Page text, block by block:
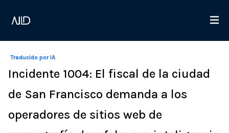
Traducido por IA
Incidente 1004: El fiscal de la ciudad
de San Francisco demanda a los
operadores de sitios web de